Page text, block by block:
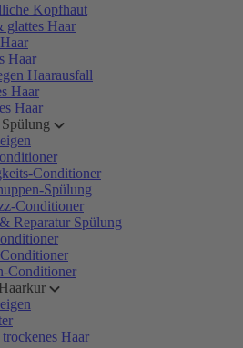
Kopfhaut
glattes Haar
Haar
Haarausfall
Haar
Haar
Conditioner
Spülung
Conditioner
Reparatur Spülung
Conditioner
Haar